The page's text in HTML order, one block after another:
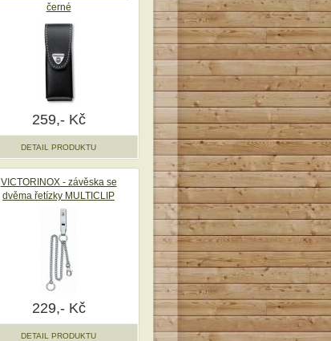
černé
259,- Kč
DETAIL PRODUKTU
VICTORINOX - závěska se
dvěma řetízky MULTICLIP
229,- Kč
DETAIL PRODUKTU